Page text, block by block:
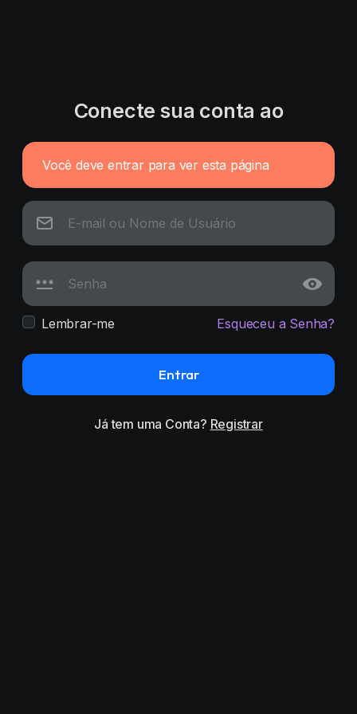
Conecte sua conta ao
Você deve entrar para ver esta página
Lembrar-me Esqueceu a Senha?
Entrar
Já tem uma Conta? Registrar